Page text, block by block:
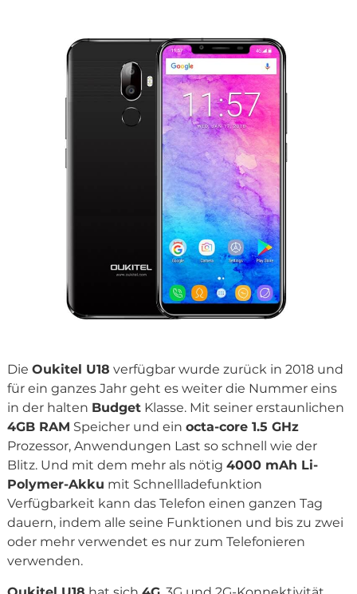
Die Oukitel U18 verfügbar wurde zurück in 2018 und
für ein ganzes Jahr geht es weiter die Nummer eins
in der halten BudgetKlasse. Mit seiner erstaunlichen
4GB RAM Speicher und ein octa-core 1.5 GHz
Prozessor, Anwendungen Last so schnell wie der
Blitz. Und mit dem mehr als nötig 4000 mAh Li-
Polymer-Akku mit Schnellladefunktion
Verfügbarkeit kann das Telefon einen ganzen Tag
dauern, indem alle seine Funktionen und bis zu zwei
oder mehr verwendet es nur zum Telefonieren
verwenden.